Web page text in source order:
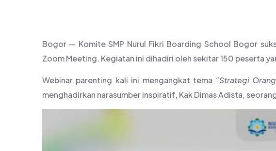
Bogor — Komite SMP Nurul Fikri Boarding School Bogor
Zoom Meeting. Kegiatan ini dihadiri oleh sekitar 150 peserta
Webinar parenting kali ini mengangkat tema “Strategi
menghadirkan narasumber inspiratif, Kak Dimas Adista,